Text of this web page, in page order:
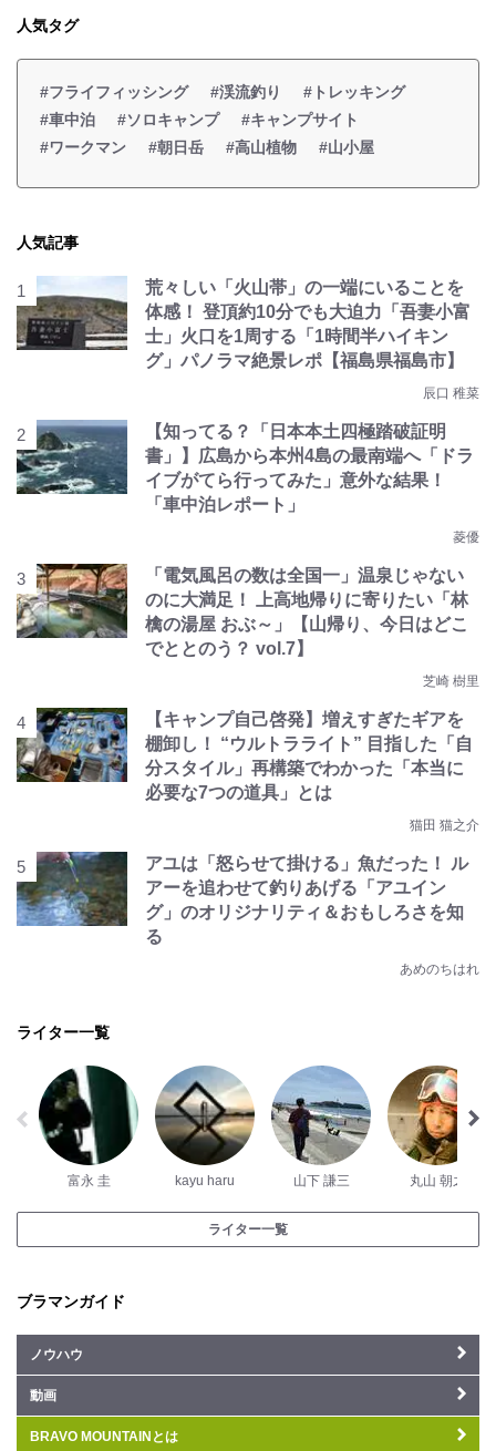
人気タグ
#フライフィッシング #渓流釣り
#トレッキング
#車中泊
#ソロキャンプ
#キャンプサイト
#ワークマン
#朝日岳 #高山植物 #山小屋
人気記事
荒々しい「火山帯」の一端にいることを
体感！ 登頂約10分でも大迫力「吾妻小富
士」火口を1周する「1時間半ハイキン
グ」パノラマ絶景レポ【福島県福島市】
辰口 稚菜
【知ってる？「日本本土四極踏破証明
書」】広島から本州4島の最南端へ「ドラ
イブがてら行ってみた」意外な結果！
「車中泊レポート」
菱優
「電気風呂の数は全国一」温泉じゃない
のに大満足！ 上高地帰りに寄りたい「林
檎の湯屋 おぶ～」【山帰り、今日はどこ
でととのう？ vol.7】
芝崎 樹里
【キャンプ自己啓発】増えすぎたギアを
棚卸し！ “ウルトラライト” 目指した「自
分スタイル」再構築でわかった「本当に
必要な7つの道具」とは
猫田 猫之介
アユは「怒らせて掛ける」魚だった！ ル
アーを追わせて釣りあげる「アユイン
グ」のオリジナリティ＆おもしろさを知
る
あめのちはれ
ライター一覧
富永 圭 kayu haru 山下 謙三 丸山 朝之
ライター一覧
ブラマンガイド
ノウハウ
動画
BRAVO MOUNTAINとは